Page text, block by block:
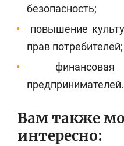
безопасность;
повышение
прав потребителей;
предпринимателей.
Вам также
интересно: